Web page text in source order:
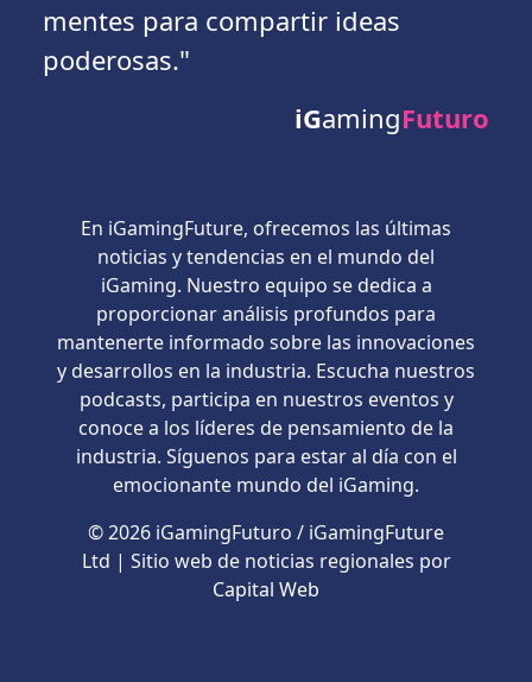
mentes para compartir ideas
poderosas."
iGamingFuturo
En iGamingFuture, ofrecemos las últimas
noticias y tendencias en el mundo del
iGaming. Nuestro equipo se dedica a
proporcionar análisis profundos para
mantenerte informado sobre las innovaciones
y desarrollos en la industria. Escucha nuestros
podcasts, participa en nuestros eventos y
conoce a los líderes de pensamiento de la
industria. Síguenos para estar al día con el
emocionante mundo del iGaming.
© 2026 iGamingFuturo / iGamingFuture
Ltd | Sitio web de noticias regionales por
Capital Web